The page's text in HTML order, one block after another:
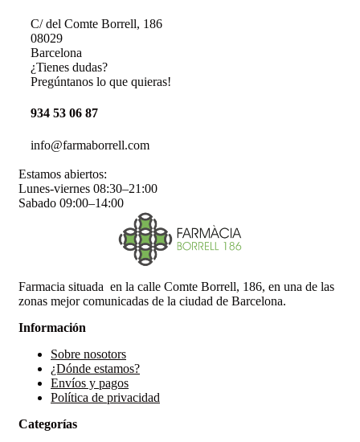
C/ del Comte Borrell, 186
08029
Barcelona
¿Tienes dudas?
Pregúntanos lo que quieras!
934 53 06 87
info@farmaborrell.com
Estamos abiertos:
Lunes-viernes 08:30–21:00
Sabado 09:00–14:00
Farmacia situada en la calle Comte Borrell, 186, en una de las
zonas mejor comunicadas de la ciudad de Barcelona.
Información
Sobre nosotors
¿Dónde estamos?
Envíos y pagos
Política de privacidad
Categorías